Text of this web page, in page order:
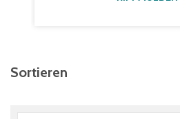
Sortieren